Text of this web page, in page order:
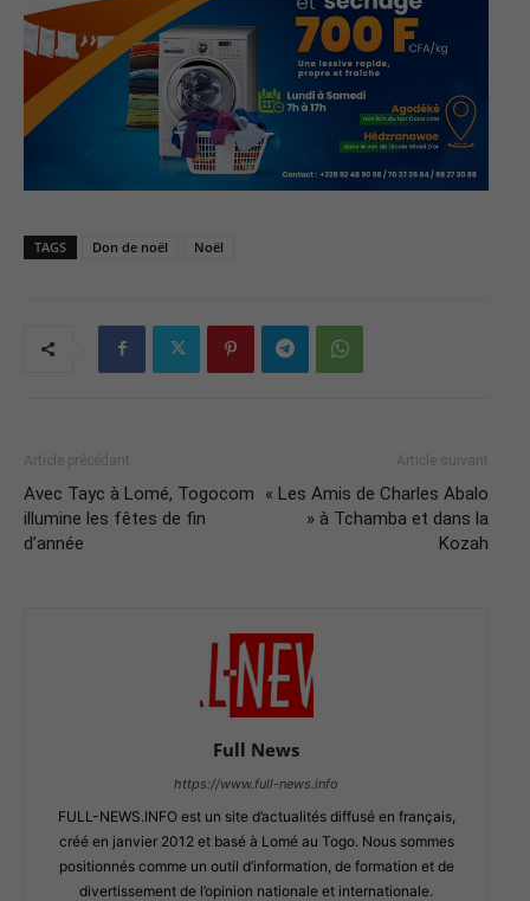
TAGS Don de noël Noël
Article précédant
Avec Tayc à Lomé, Togocom
illumine les fêtes de fin
d’année
Article suivant
« Les Amis de Charles Abalo
» à Tchamba et dans la
Kozah
Full News
https://www.full-news.info
FULL-NEWS.INFO est un site d’actualités diffusé en français,
créé en janvier 2012 et basé à Lomé au Togo. Nous sommes
positionnés comme un outil d’information, de formation et de
divertissement de l’opinion nationale et internationale.